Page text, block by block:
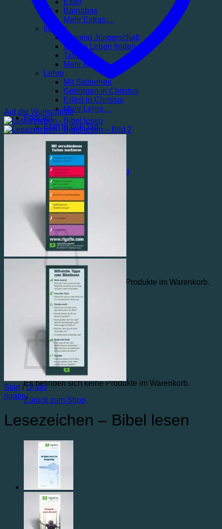
Ester
Barnabas
Mehr Extras…
Impuls
Training Jüngerschaft
Echtes Leben finden
Taufe
Mehr Impuls…
Lehre
Mit Sicherheit
Geborgen in Christus
Erlöst in Christus
Mehr Lehre…
Podcast
Start in den Tag
Kreuz und Klar
Service
Rigatio Produktberatung
Wunschliste
Über Rigatio
Kontakt
Warenkorb /€0,00
Es befinden sich keine Produkte im Warenkorb.
Zurück zum Shop
Warenkorb
Es befinden sich keine Produkte im Warenkorb.
Zurück zum Shop
Auf die Wunschliste
Start / Gratis
rigatio,
Lesezeichen – Bibel lesen